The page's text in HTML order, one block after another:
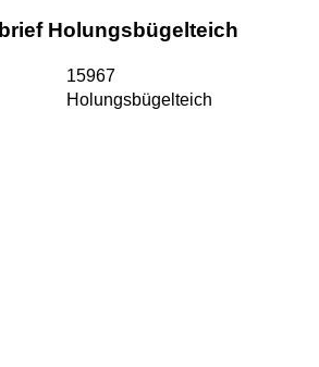
Holungsbügelteich
15967
Holungsbügelteich